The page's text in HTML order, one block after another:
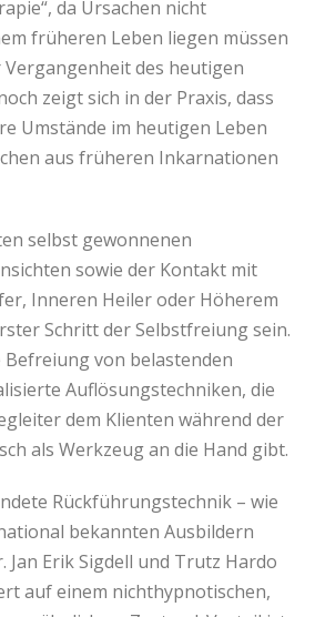
da Ursachen nicht
früheren Leben liegen müssen
des heutigen
zeigt sich in der Praxis, dass
Umstände im heutigen Leben
aus früheren Inkarnationen
selbst gewonnenen
sowie der Kontakt mit
Inneren Heiler oder Höherem
Schritt der Selbstfreiung sein.
Befreiung von belastenden
Auflösungstechniken, die
dem Klienten während der
als Werkzeug an die Hand gibt.
Rückführungstechnik – wie
bekannten Ausbildern
Jan Erik Sigdell und Trutz Hardo
auf einem nichthypnotischen,